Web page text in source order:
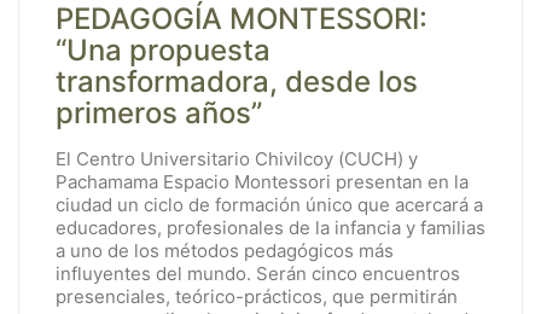
PEDAGOGÍA MONTESSORI:
“Una propuesta
transformadora, desde los
primeros años”
El Centro Universitario Chivilcoy (CUCH) y
Pachamama Espacio Montessori presentan en la
ciudad un ciclo de formación único que acercará a
educadores, profesionales de la infancia y familias
a uno de los métodos pedagógicos más
influyentes del mundo. Serán cinco encuentros
presenciales, teórico-prácticos, que permitirán